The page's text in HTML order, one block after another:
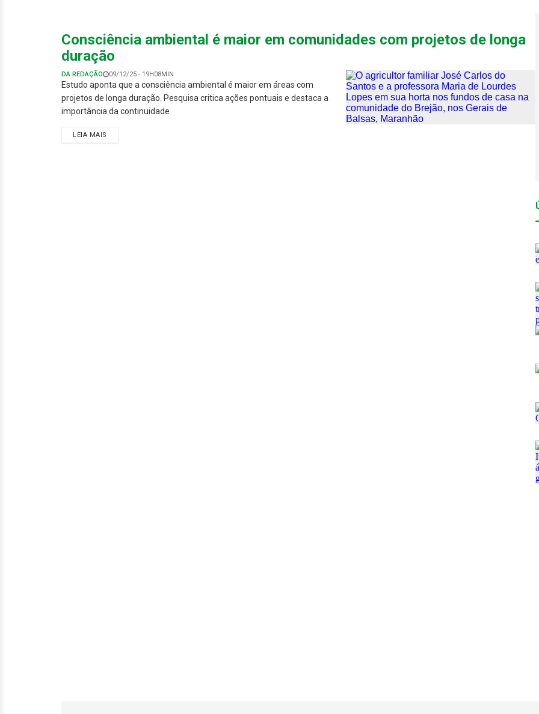
Consciência ambiental é maior em comunidades com projetos de longa
duração
DA REDAÇÃO 09/12/25 - 19H08MIN
Estudo aponta que a consciência ambiental é maior em áreas com
projetos de longa duração. Pesquisa critica ações pontuais e destaca a
importância da continuidade
LEIA MAIS